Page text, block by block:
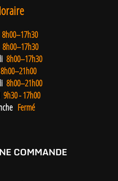
8h00–17h30
8h00–17h30
8h00–17h30
8h00–21h00
8h00–21h00
9h30 - 17h00
Fermé
COMMANDE